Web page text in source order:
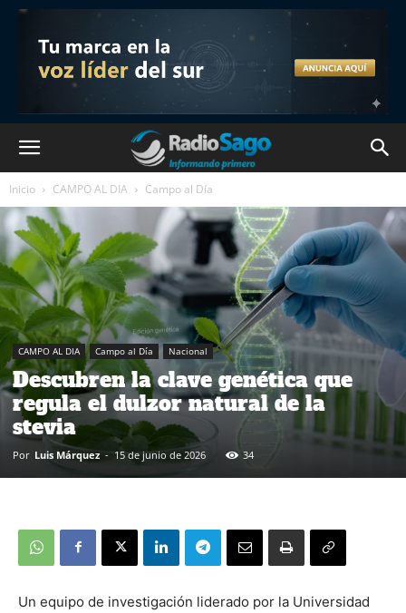
Inicio CAMPO AL DIA Campo al Día
CAMPO AL DIA Campo al Día Nacional
Descubren la clave genética que
regula el dulzor natural de la
stevia
Por Luis Márquez - 15 de junio de 2026 34
Un equipo de investigación liderado por la Universidad